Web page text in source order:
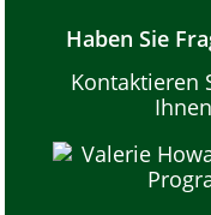
Haben Sie
Kontaktieren